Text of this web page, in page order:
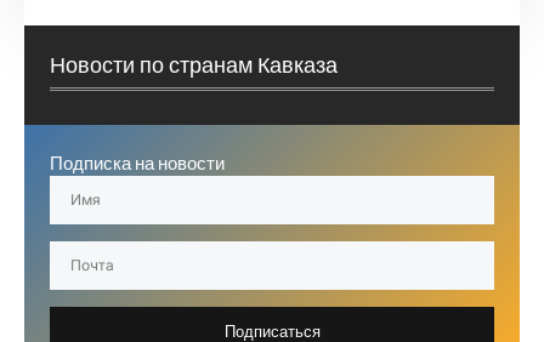
Новости по странам Кавказа
Подписка на новости
Подписаться